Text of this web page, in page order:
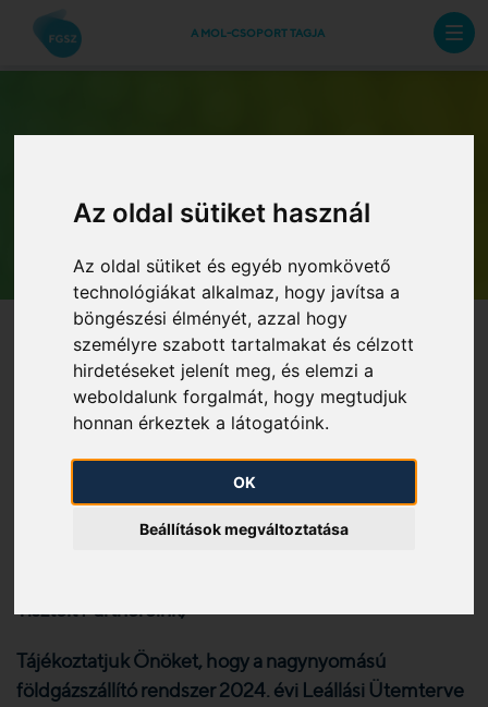
Az oldal sütiket használ
Az oldal sütiket és egyéb nyomkövető
technológiákat alkalmaz, hogy javítsa a
böngészési élményét, azzal hogy
személyre szabott tartalmakat és célzott
hirdetéseket jelenít meg, és elemzi a
weboldalunk forgalmát, hogy megtudjuk
honnan érkeztek a látogatóink.
OK
Beállítások megváltoztatása
A MOL-CSOPORT TAGJA
Archív hírlevelek
2024. évi Földgázszállítói
Leállási Ütemterv július 11-től
Tisztelt Partnereink,
Tájékoztatjuk Önöket, hogy a nagynyomású
földgázszállító rendszer 2024. évi Leállási Ütemterve